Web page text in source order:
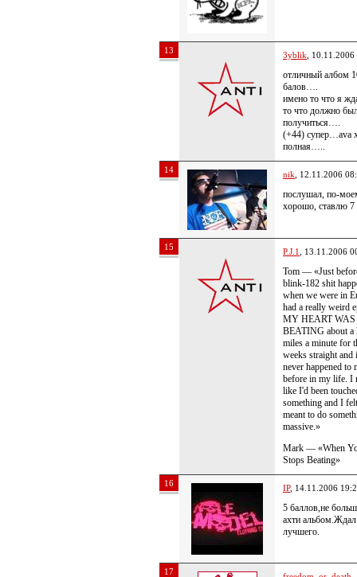
13 3yblik ,
отличный албом
балов….
имено то что я
то что должно
получиться….
(+44) супер…ava
полная…..
14 nik , 12.11.2006
послушал, по-
хорошо, ставлю 7
15 P.J.1 , 13.11.2006
Tom — «Just
blink-182 shit
when we were in
had a really weird
MY HEART WAS
BEATING about a
miles a minute for
weeks straight and
never happened to
before in my life. I
like I'd been
something and I
meant to do
massive.»
Mark — «When
Stops Beating»
16 IP, 14.11.2006
5 баллов,не
ахти альбом.Ждал
лучшего.
17